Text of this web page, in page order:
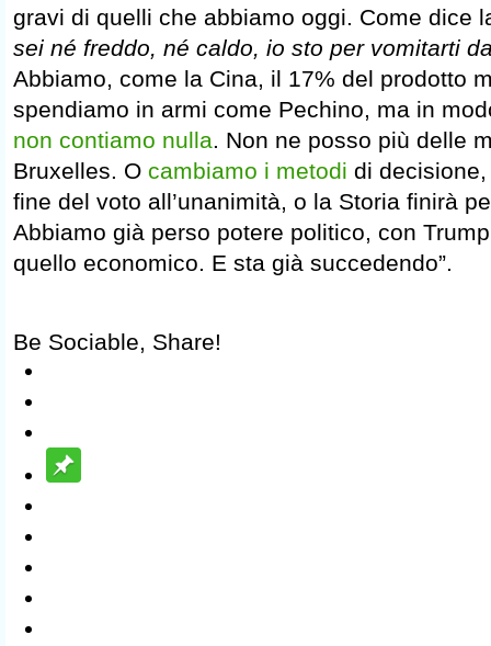
gravi di quelli che abbiamo oggi. Come dice
sei né freddo, né caldo, io sto per vomitarti
Abbiamo, come la Cina, il 17% del prodotto
spendiamo in armi come Pechino, ma in
non contiamo nulla. Non ne posso più delle
Bruxelles. O cambiamo i metodi di
fine del voto all’unanimità, o la Storia finirà
Abbiamo già perso potere politico, con
quello economico. E sta già succedendo”.
Be Sociable, Share!